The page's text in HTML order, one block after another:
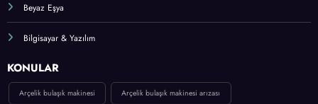
Buzdolabı Soğutmuyor: Nedenler ve Çözümler
Beyaz Eşya